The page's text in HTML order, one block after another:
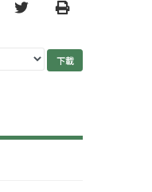
TwitterPrint